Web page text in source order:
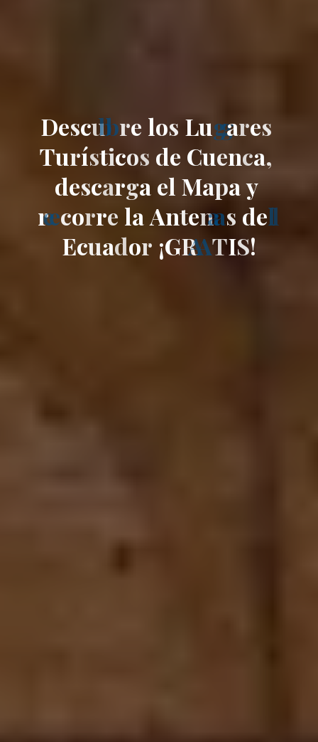
Descubre los Lugares
Turísticos de Cuenca,
descarga el Mapay
recorre laAntenas del
Ecuador ¡GRATIS!